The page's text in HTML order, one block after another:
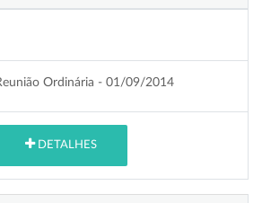
Ordinária - 01/09/2014
DETALHES